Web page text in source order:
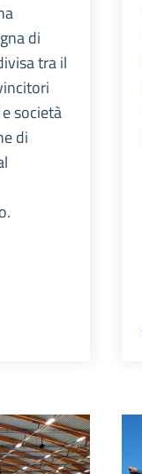
di
tra il
società
di